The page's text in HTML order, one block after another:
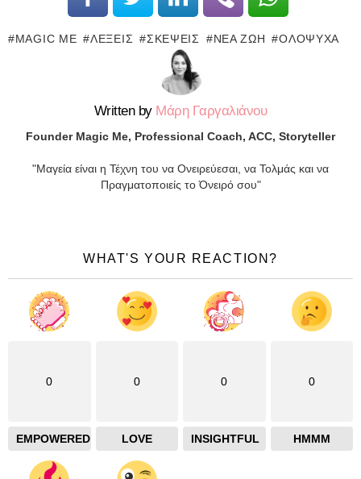
MAGIC ME ΛΈΞΕΙΣ ΣΚΈΨΕΙΣ ΝΈΑ ΖΩΉ ΟΛΌΨΥΧΑ
Written by Μάρη Γαργαλιάνου
Founder Magic Me, Professional Coach, ACC, Storyteller
"Μαγεία είναι η Τέχνη του να Ονειρεύεσαι, να Τολμάς και να
Πραγματοποιείς το Όνειρό σου"
WHAT'S YOUR REACTION?
0
EMPOWERED
0
LOVE
0
INSIGHTFUL
0
HMMM